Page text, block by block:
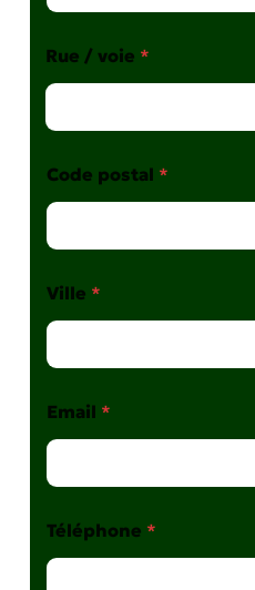
Rue / voie *
Code postal *
Ville *
Email *
Téléphone *